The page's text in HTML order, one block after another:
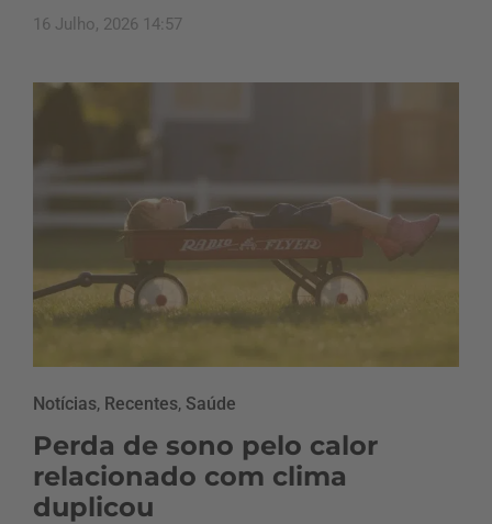
16 Julho, 2026 14:57
Notícias, Recentes, Saúde
Perda de sono pelo calor
relacionado com clima
duplicou